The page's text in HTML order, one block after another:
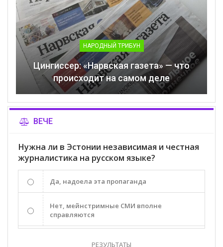
НАРОДНЫЙ ТРИБУН
Цингиссер: «Нарвская газета» — что
происходит на самом деле
ВЕЧЕ
Нужна ли в Эстонии независимая и честная
журналистика на русском языке?
Да, надоела эта пропаганда
Нет, мейнстримные СМИ вполне
справляются
РЕЗУЛЬТАТЫ